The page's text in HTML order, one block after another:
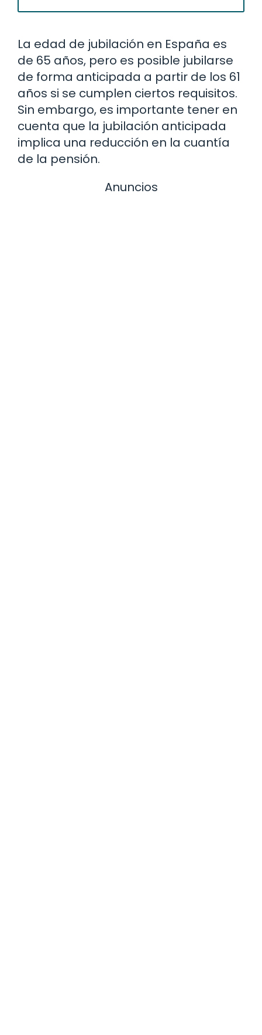
La edad de jubilación en España es
de 65 años, pero es posible jubilarse
de forma anticipada a partir de los 61
años si se cumplen ciertos requisitos.
Sin embargo, es importante tener en
cuenta que la jubilación anticipada
implica una reducción en la cuantía
de la pensión.
Anuncios